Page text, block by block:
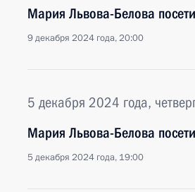
Мария Львова-Белова
9 декабря 2024 года, 20:00
5 декабря 2024 года,
Мария Львова-Белова
5 декабря 2024 года, 19:00